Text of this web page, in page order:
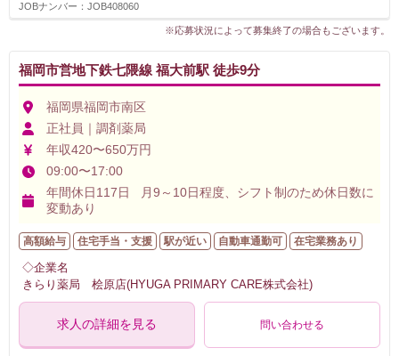
JOBナンバー：JOB408060
※応募状況によって募集終了の場合もございます。
福岡市営地下鉄七隈線 福大前駅 徒歩9分
福岡県福岡市南区
正社員｜調剤薬局
年収420〜650万円
09:00〜17:00
年間休日117日 月9～10日程度、シフト制のため休日数に
変動あり
高額給与 住宅手当・支援 駅が近い 自動車通勤可 在宅業務あり
◇企業名
きらり薬局 桧原店(HYUGA PRIMARY CARE株式会社)
求人の詳細を見る 問い合わせる